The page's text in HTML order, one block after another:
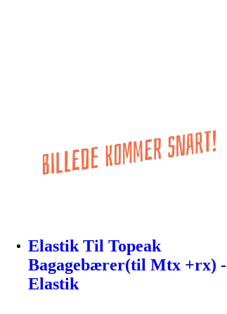
Elastik Til Topeak
Bagagebærer(til Mtx +rx) -
Elastik